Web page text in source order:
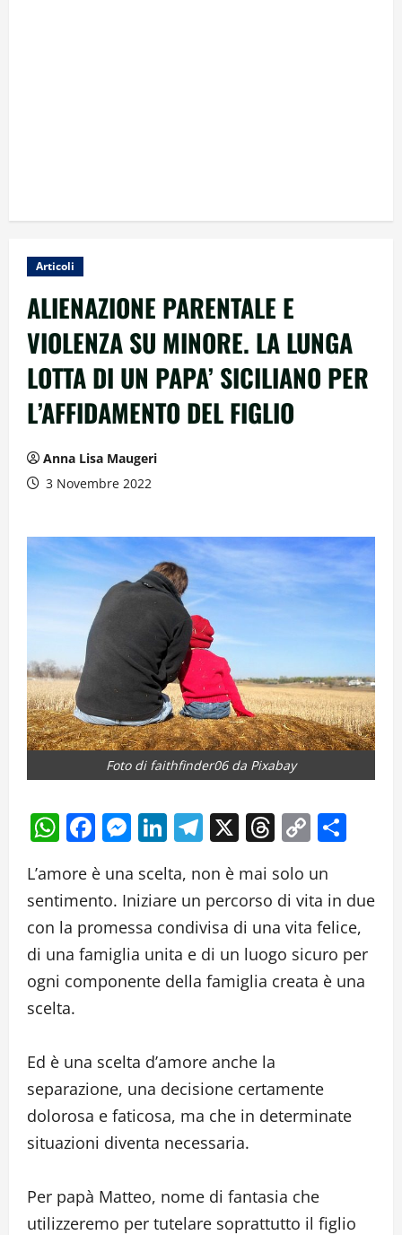
Articoli
ALIENAZIONE PARENTALE E
VIOLENZA SU MINORE. LA LUNGA
LOTTA DI UN PAPA’ SICILIANO PER
L’AFFIDAMENTO DEL FIGLIO
Anna Lisa Maugeri
3 Novembre 2022
Foto di faithfinder06 da Pixabay
WhatsApp
Facebook
Messenger
LinkedIn
Telegram
X Threads
Copy
Link
L’amore è una scelta, non è mai solo un
sentimento. Iniziare un percorso di vita in due
con la promessa condivisa di una vita felice,
di una famiglia unita e di un luogo sicuro per
ogni componente della famiglia creata è una
scelta.
Ed è una scelta d’amore anche la
separazione, una decisione certamente
dolorosa e faticosa, ma che in determinate
situazioni diventa necessaria.
Per papà Matteo, nome di fantasia che
utilizzeremo per tutelare soprattutto il figlio